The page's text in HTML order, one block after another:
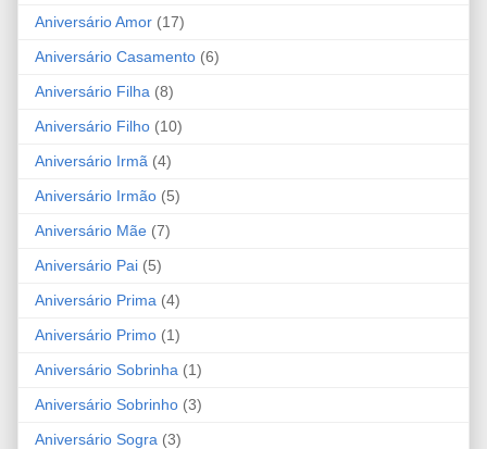
Aniversário Amor (17)
Aniversário Casamento (6)
Aniversário Filha (8)
Aniversário Filho (10)
Aniversário Irmã (4)
Aniversário Irmão (5)
Aniversário Mãe (7)
Aniversário Pai (5)
Aniversário Prima (4)
Aniversário Primo (1)
Aniversário Sobrinha (1)
Aniversário Sobrinho (3)
Aniversário Sogra (3)